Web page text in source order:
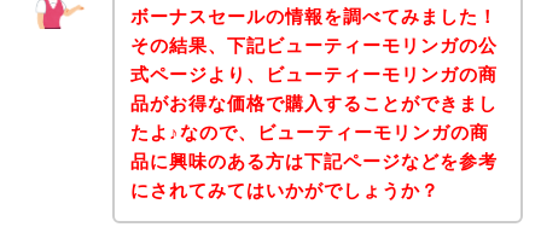
ボーナスセールの情報を調べてみました！
その結果、下記ビューティーモリンガの公
式ページより、ビューティーモリンガの商
品がお得な価格で購入することができまし
たよ♪なので、ビューティーモリンガの商
品に興味のある方は下記ページなどを参考
にされてみてはいかがでしょうか？